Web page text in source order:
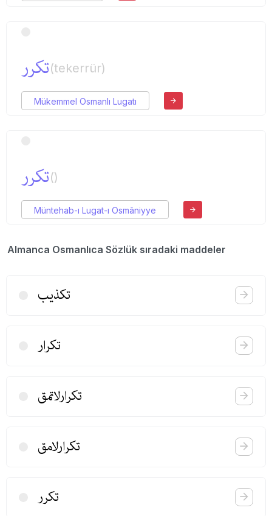
تكرر(tekerrür)
Mükemmel Osmanlı Lugatı
تكرر()
Müntehab-ı Lugat-ı Osmâniyye
Almanca Osmanlıca Sözlük sıradaki maddeler
تكذیب
تكرار
تكرارلاتمق
تكرارلامق
تكرر